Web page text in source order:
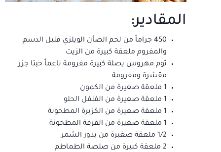
المقادير:
450 جراماً من لحم الضأن الويلزي قليل الدسم
والمفروم ملعقة كبيرة من الزيت
ثوم مهروس بصلة كبيرة مفرومة ناعماً حبتا جزر
مقشرة ومفرومة
1 ملعقة صغيرة من الكمون
1 ملعقة صغيرة من الفلفل الحلو
1 ملعقة صغيرة من الكزبرة المطحونة
1 ملعقة صغيرة من القرفة المطحونة
1/2 ملعقة صغيرة من بذور الشمر
2 ملعقة كبيرة من صلصة الطماطم